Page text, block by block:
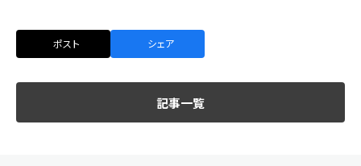
ポスト シェア
記事一覧